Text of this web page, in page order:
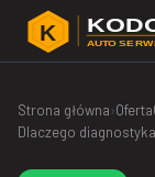
K AUTO
Strona główna›Oferta
Dlaczego